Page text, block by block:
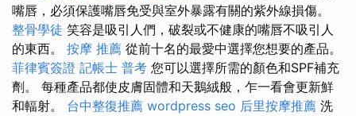
嘴唇，必須保護嘴唇免受與室外暴露有關的紫外線損傷。
整骨學徒 笑容是吸引人們，破裂或不健康的嘴唇不吸引人
的東西。 按摩 推薦 從前十名的最愛中選擇您想要的產品。
菲律賓簽證 記帳士 普考 您可以選擇所需的顏色和SPF補充
劑。 每種產品都使皮膚固體和天鵝絨般，乍一看會更新鮮
和輻射。 台中整復推薦 wordpress seo 后里按摩推薦 洗